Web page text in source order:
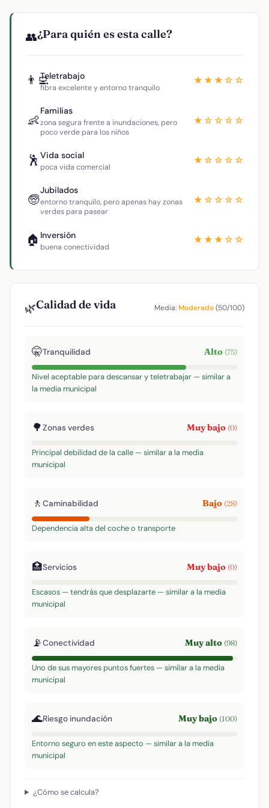
👥¿Para quién es esta calle?
👨‍💻Teletrabajo
fibra excelente y entorno tranquilo
★★★☆☆
👶
Familias
zona segura frente a inundaciones, pero
poco verde para los niños
★☆☆☆☆
🕺 Vida social
poca vida comercial
★☆☆☆☆
🧓
Jubilados
entorno tranquilo, pero apenas hay zonas
verdes para pasear
★☆☆☆☆
🏠 Inversión
buena conectividad
★★★☆☆
🌿Calidad de vida Media:Moderado(50/100)
🤫Tranquilidad Alto (75)
Nivel aceptable para descansar y teletrabajar — similar a
la media municipal
🌳Zonas verdes Muy bajo (0)
Principal debilidad de la calle — similar a la media
municipal
🚶 Caminabilidad Bajo (28)
Dependencia alta del coche o transporte
🏥Servicios Muy bajo (0)
Escasos — tendrás que desplazarte — similar a la media
municipal
📡Conectividad Muy alto (98)
Uno de sus mayores puntos fuertes — similar a la media
municipal
🌊Riesgo inundación Muy bajo (100)
Entorno seguro en este aspecto — similar a la media
municipal
¿Cómo se calcula?